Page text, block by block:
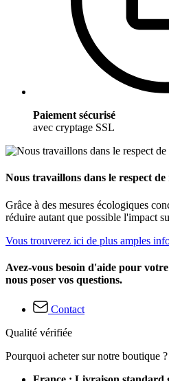
Paiement sécurisé
avec cryptage SSL
Nous travaillons dans le respect
Grâce à des mesures écologiques
réduire autant que possible l'impact
Vous trouverez ici de plus amples
Avez-vous besoin d'aide pour
nous poser vos questions.
Contact
Qualité vérifiée
Pourquoi acheter sur notre boutique ?